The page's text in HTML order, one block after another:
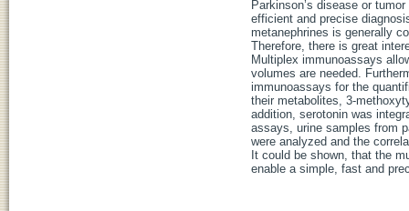
Parkinson’s disease or
efficient and precise
metanephrines is generally
Therefore, there is great
Multiplex immunoassays
volumes are needed.
immunoassays for the
their metabolites, 3-
addition, serotonin was
assays, urine samples from
were analyzed and the
It could be shown, that the
enable a simple, fast and